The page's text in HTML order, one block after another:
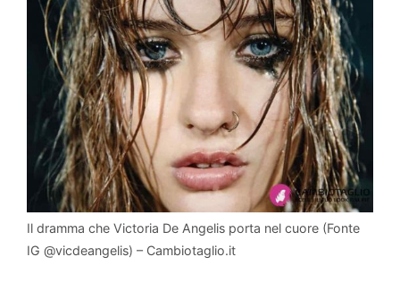
Il dramma che Victoria De Angelis porta nel cuore (Fonte
IG @vicdeangelis) – Cambiotaglio.it